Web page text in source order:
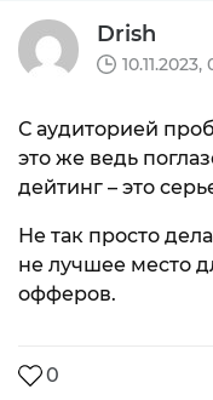
Drish
10.11.2023,
С аудиторией
это же ведь
дейтинг – это
Не так просто
не лучшее место
офферов.
0